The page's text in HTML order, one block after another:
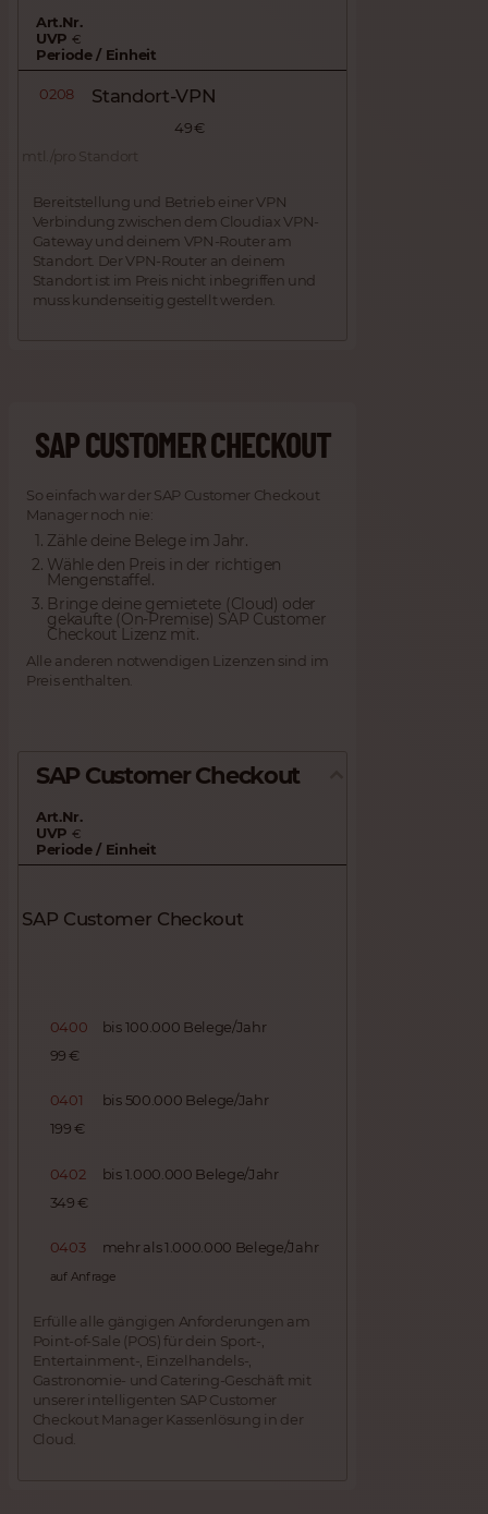
Art.Nr.
UVP €
Periode / Einheit
0208 Standort-VPN
49 €
mtl./pro Standort
Bereitstellung und Betrieb einer VPN
Verbindung zwischen dem Cloudiax VPN-
Gateway und deinem VPN-Router am
Standort. Der VPN-Router an deinem
Standort ist im Preis nicht inbegriffen und
muss kundenseitig gestellt werden.
SAP CUSTOMER CHECKOUT
So einfach war der SAP Customer Checkout
Manager noch nie:
Zähle deine Belege im Jahr.
Wähle den Preis in der richtigen
Mengenstaffel.
Bringe deine gemietete (Cloud) oder
gekaufte (On-Premise) SAP Customer
Checkout Lizenz mit.
Alle anderen notwendigen Lizenzen sind im
Preis enthalten.
SAP Customer Checkout
Art.Nr.
UVP €
Periode / Einheit
SAP Customer Checkout
0400
bis 100.000 Belege/Jahr
99 €
0401
bis 500.000 Belege/Jahr
199 €
0402
bis 1.000.000 Belege/Jahr
349 €
0403 mehr als 1.000.000 Belege/Jahr
auf Anfrage
Erfülle alle gängigen Anforderungen am
Point-of-Sale (POS) für dein Sport-,
Entertainment-, Einzelhandels-,
Gastronomie- und Catering-Geschäft mit
unserer intelligenten SAP Customer
Checkout Manager Kassenlösung in der
Cloud.